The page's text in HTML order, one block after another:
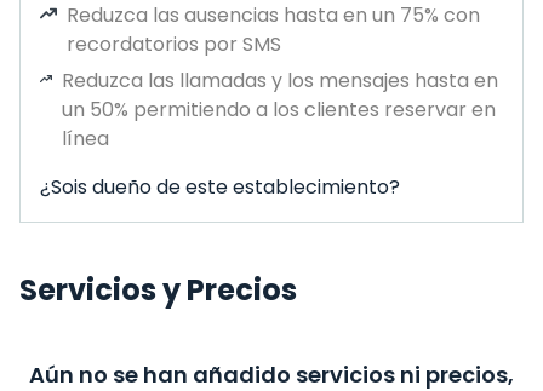
Reduzca las ausencias hasta en un 75% con
recordatorios por SMS
Reduzca las llamadas y los mensajes hasta en
un 50% permitiendo a los clientes reservar en
línea
¿Sois dueño de este establecimiento?
Servicios y Precios
Aún no se han añadido servicios ni precios,